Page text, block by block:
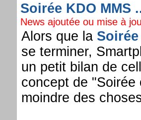
Soirée KDO MMS
News ajoutée ou mise à
Alors que la
se terminer,
un petit bilan de
concept de
moindre des